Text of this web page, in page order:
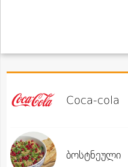
Coca-cola
ბოსტნეული